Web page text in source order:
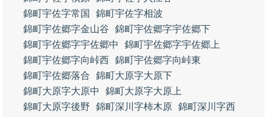
錦町宇佐字常国
錦町宇佐字相波
錦町宇佐郷字金山谷
錦町宇佐郷字宇佐郷下
錦町宇佐郷字宇佐郷中
錦町宇佐郷字宇佐郷上
錦町宇佐郷字向峠西 錦町宇佐郷字向峠東
錦町宇佐郷落合
錦町大原字大原下
錦町大原字大原中
錦町大原字大原上
錦町大原字後野
錦町深川字柿木原 錦町深川字西